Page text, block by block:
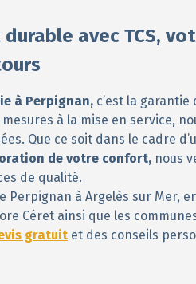
avec TCS,
à Perpignan, c’est la garantie
à la mise en service,
Que ce soit dans le cadre
de votre confort, nous
de qualité.
Perpignan à Argelès sur Mer,
Céret ainsi que les
gratuit et des conseils